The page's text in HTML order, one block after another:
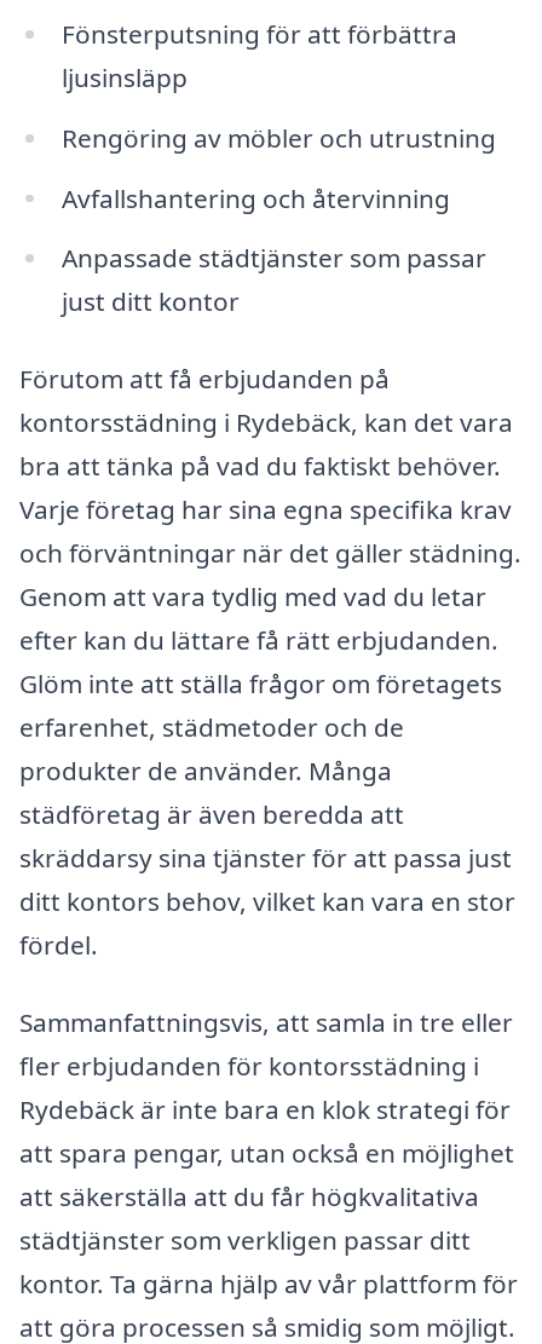
Fönsterputsning för att förbättra
ljusinsläpp
Rengöring av möbler och utrustning
Avfallshantering och återvinning
Anpassade städtjänster som passar
just ditt kontor
Förutom att få erbjudanden på
kontorsstädning i Rydebäck, kan det vara
bra att tänka på vad du faktiskt behöver.
Varje företag har sina egna specifika krav
och förväntningar när det gäller städning.
Genom att vara tydlig med vad du letar
efter kan du lättare få rätt erbjudanden.
Glöm inte att ställa frågor om företagets
erfarenhet, städmetoder och de
produkter de använder. Många
städföretag är även beredda att
skräddarsy sina tjänster för att passa just
ditt kontors behov, vilket kan vara en stor
fördel.
Sammanfattningsvis, att samla in tre eller
fler erbjudanden för kontorsstädning i
Rydebäck är inte bara en klok strategi för
att spara pengar, utan också en möjlighet
att säkerställa att du får högkvalitativa
städtjänster som verkligen passar ditt
kontor. Ta gärna hjälp av vår plattform för
att göra processen så smidig som möjligt.